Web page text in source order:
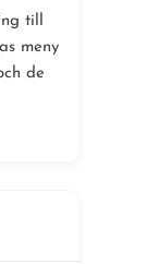
till
meny
de